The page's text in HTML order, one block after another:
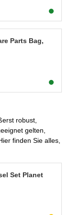
Parts Bag,
robust,
gelten,
finden Sie alles,
Set Planet